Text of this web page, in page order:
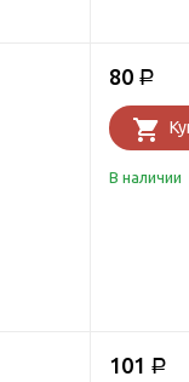
80 Р
В наличии
101 Р